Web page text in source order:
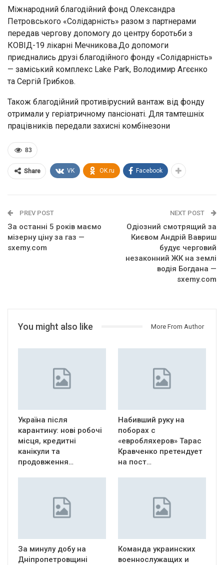
Міжнародний благодійний фонд Олександра
Петровського «Солідарність» разом з партнерами
передав чергову допомогу до центру боротьби з
КОВІД-19 лікарні Мечникова.До допомоги
приєднались друзі благодійного фонду «Солідарність»
— заміський комплекс Lake Park, Володимир Агєєнко
та Сергій Грибков.
Також благодійний противірусний вантаж від фонду
отримали у геріатричному пансіонаті. Для тамтешніх
працівників передали захисні комбінезони
83
Share VK OK.ru Facebook
PREV POST
За останні 5 років маємо
мізерну ціну за газ —
sxemy.com
NEXT POST
Одіозний смотрящий за
Києвом Андрій Вавриш
будує черговий
незаконний ЖК на землі
водія Богдана —
sxemy.com
You might also like More From Author
Україна після
карантину: нові робочі
місця, кредитні
канікули та
продовження…
Набивший руку на
поборах с
«евробляхеров» Тарас
Кравченко претендует
на пост…
За минулу добу на
Дніпропетровщині
Команда украинских
военнослужащих и